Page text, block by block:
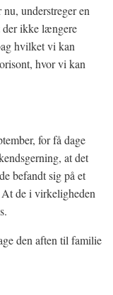
nu, understreger en
der ikke længere
hvilket vi kan
hvor vi kan
for få dage
at det
befandt sig på et
de i virkeligheden
den aften til familie